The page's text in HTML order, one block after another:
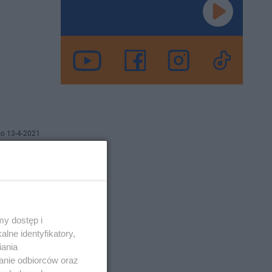
13-4-2021
wykryte
dostęp i
identyfikatory,
odbiorców oraz